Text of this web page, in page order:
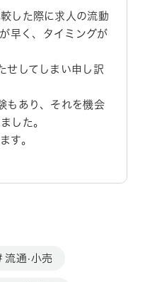
した際に求人の流動
早く、タイミングが
せしてしまい申し訳
もあり、それを機会
した。
す。
流通·小売